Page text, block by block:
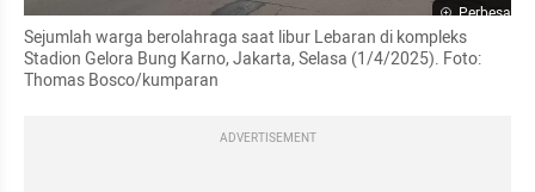
Perbesar
Sejumlah warga berolahraga saat libur Lebaran di kompleks
Stadion Gelora Bung Karno, Jakarta, Selasa (1/4/2025). Foto:
Thomas Bosco/kumparan
ADVERTISEMENT